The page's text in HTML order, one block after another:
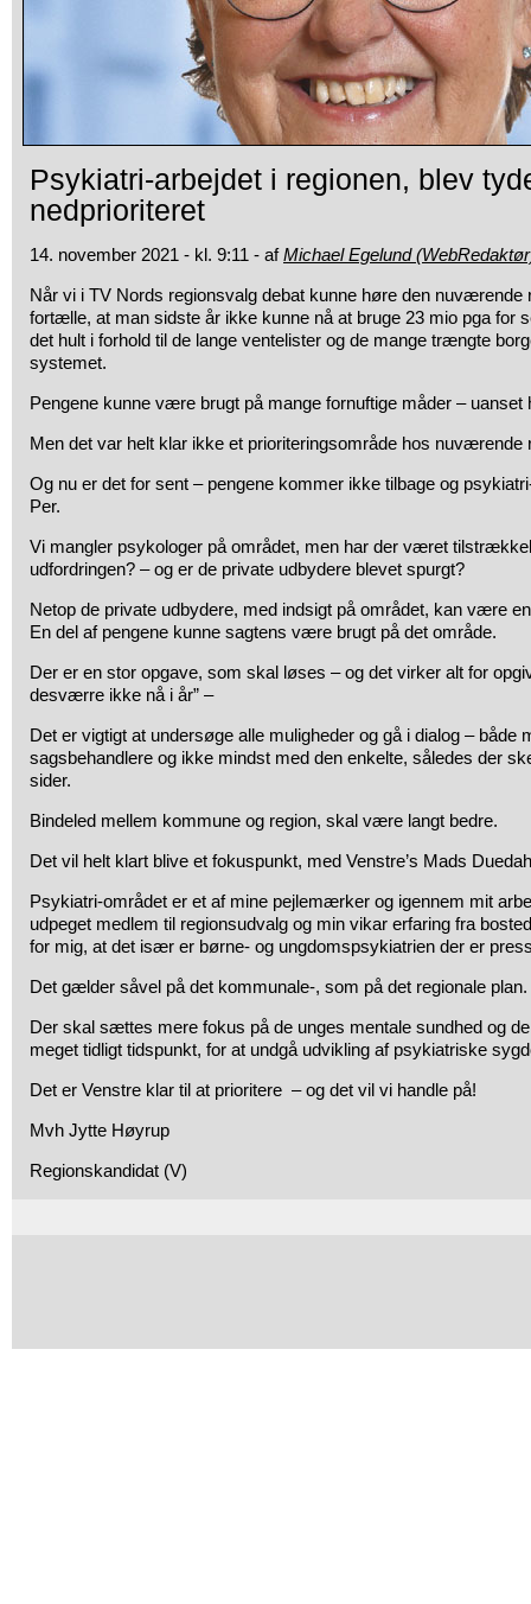
Psykiatri-arbejdet i regionen, blev
nedprioriteret
14. november 2021 - kl. 9:11 - afMichael Egelund
Når vi i TV Nords regionsvalg debat kunne høre den nuværende
fortælle, at man sidste år ikke kunne nå at bruge 23 mio pga for
det hult i forhold til de lange ventelister og de mange trængte
systemet.
Pengene kunne være brugt på mange fornuftige måder – uanset
Men det var helt klar ikke et prioriteringsområde hos nuværende
Og nu er det for sent – pengene kommer ikke tilbage og
Per.
Vi mangler psykologer på området, men har der været
udfordringen? – og er de private udbydere blevet spurgt?
Netop de private udbydere, med indsigt på området, kan være
En del af pengene kunne sagtens være brugt på det område.
Der er en stor opgave, som skal løses – og det virker alt for
desværre ikke nå i år” –
Det er vigtigt at undersøge alle muligheder og gå i dialog – både
sagsbehandlere og ikke mindst med den enkelte, således der
sider.
Bindeled mellem kommune og region, skal være langt bedre.
Det vil helt klart blive et fokuspunkt, med Venstre’s Mads
Psykiatri-området er et af mine pejlemærker og igennem mit
udpeget medlem til regionsudvalg og min vikar erfaring fra
for mig, at det især er børne- og ungdomspsykiatrien der er
Det gælder såvel på det kommunale-, som på det regionale plan.
Der skal sættes mere fokus på de unges mentale sundhed og
meget tidligt tidspunkt, for at undgå udvikling af psykiatriske
Det er Venstre klar til at prioritere – og det vil vi handle på!
Mvh Jytte Høyrup
Regionskandidat (V)